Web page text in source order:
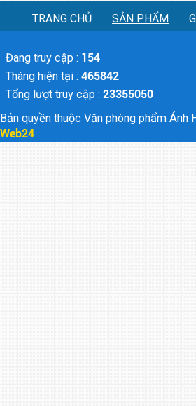
TRANG CHỦ SẢN PHẨM
Đang truy cập : 154
Tháng hiện tại : 465842
Tổng lượt truy cập : 23355050
Bản quyền thuộc Văn phòng phẩm Ánh
Web24